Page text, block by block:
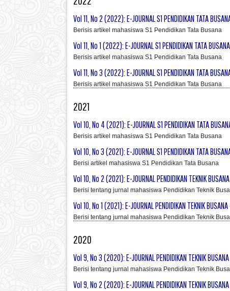
Vol 11, No 2 (2022): E-JOURNAL S1 PENDIDIKAN TATA
Berisis artikel mahasiswa S1 Pendidikan Tata Busana
Vol 11, No 1 (2022): E-JOURNAL S1 PENDIDIKAN TATA BUSANA
Berisis artikel mahasiswa S1 Pendidikan Tata Busana
Vol 11, No 3 (2022): E-JOURNAL S1 PENDIDIKAN TATA
Berisis artikel mahasiswa S1 Pendidikan Tata Busana
2021
Vol 10, No 4 (2021): E-JOURNAL S1 PENDIDIKAN TATA
Berisis artikel mahasiswa S1 Pendidikan Tata Busana
Vol 10, No 3 (2021): E-JOURNAL S1 PENDIDIKAN TATA
Berisi artikel mahasiswa S1 Pendidikan Tata Busana
Vol 10, No 2 (2021): E-JOURNAL PENDIDIKAN TEKNIK
Berisi tentang jurnal mahasiswa Pendidikan Teknik
Vol 10, No 1 (2021): E-JOURNAL PENDIDIKAN TEKNIK
Berisi tentang jurnal mahasiswa Pendidikan Teknik
2020
Vol 9, No 3 (2020): E-JOURNAL PENDIDIKAN TEKNIK
Berisi tentang jurnal mahasiswa Pendidikan Teknik
Vol 9, No 2 (2020): E-JOURNAL PENDIDIKAN TEKNIK